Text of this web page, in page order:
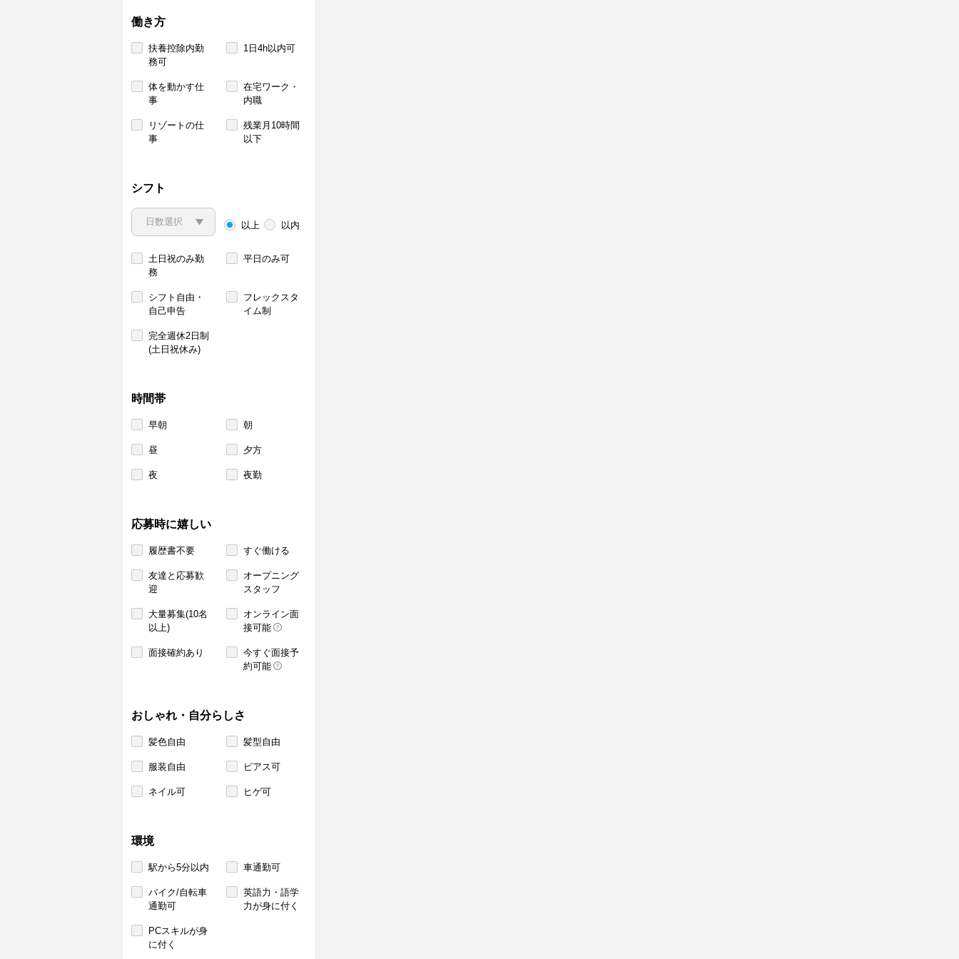
働き方
扶養控除内勤
務可
1日4h以内可
体を動かす仕
事
在宅ワーク・
内職
リゾートの仕
事
残業月10時間
以下
シフト
以上 以内
土日祝のみ勤
務
平日のみ可
シフト自由・
自己申告
フレックスタ
イム制
完全週休2日制
(土日祝休み)
時間帯
早朝 朝
昼 夕方
夜 夜勤
応募時に嬉しい
履歴書不要 すぐ働ける
友達と応募歓
迎
オープニング
スタッフ
大量募集(10名
以上)
オンライン面
接可能
面接確約あり
今すぐ面接予
約可能
おしゃれ・自分らしさ
髪色自由 髪型自由
服装自由 ピアス可
ネイル可 ヒゲ可
環境
駅から5分以内 車通勤可
バイク/自転車
通勤可
英語力・語学
力が身に付く
PCスキルが身
に付く